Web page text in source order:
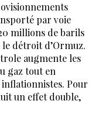
par voie
millions de barils
détroit d’Ormuz.
augmente les
gaz tout en
Pour
un effet double,